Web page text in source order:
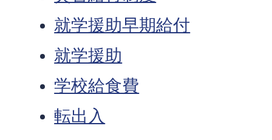
就学援助早期給付
就学援助
学校給食費
転出入